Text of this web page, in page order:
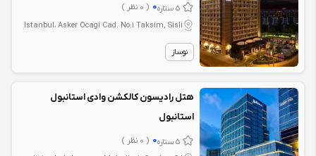
5 ستاره 0 ( 0 نظر )
Istanbul، Asker Ocagi Cad. No:1 Taksim, Sisli
نوساز
هتل رادیسون کالکشن وادی استانبول
استانبول
5 ستاره 0 ( 0 نظر )